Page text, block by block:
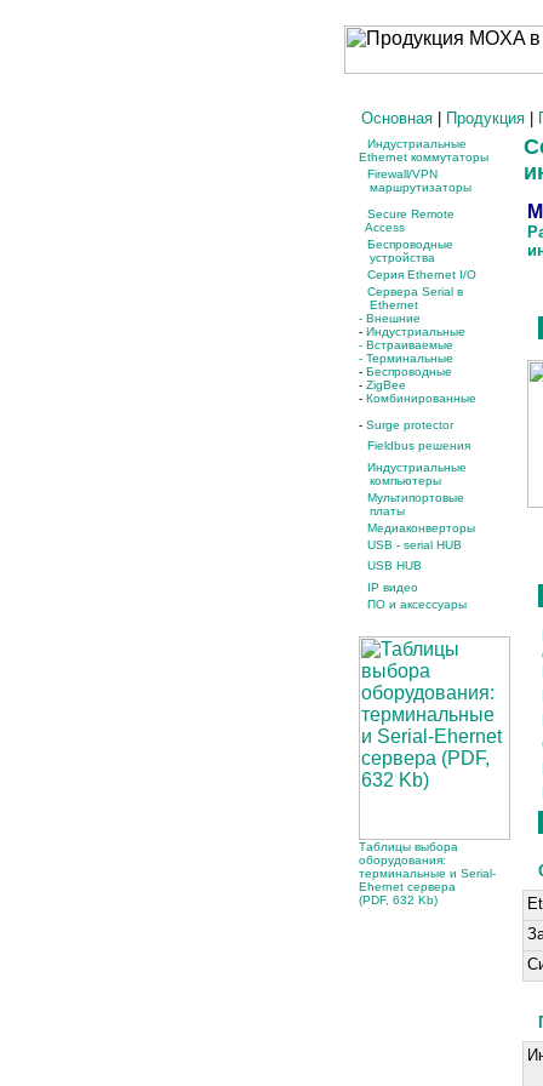
Основная Продукция
Индустриальные
Ethernet коммутаторы
Firewall/VPN
маршрутизаторы
Secure Remote
Access
Беспроводные
устройства
Серия Ethernet I/O
Сервера Serial в
Ethernet
- Внешние
- Индустриальные
- Встраиваемые
- Терминальные
- Беспроводные
- ZigBee
- Комбинированные
- Surge protector
Fieldbus решения
Индустриальные
компьютеры
Мультипортовые
платы
Медиаконверторы
USB - serial HUB
USB HUB
IP видео
ПО и аксессуары
Таблицы выбора
оборудования:
терминальные и Serial-
Ehernet сервера
(PDF, 632 Kb)